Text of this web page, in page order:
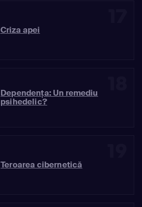
Criza apei
Dependența: Un remediu
psihedelic?
Teroarea cibernetică